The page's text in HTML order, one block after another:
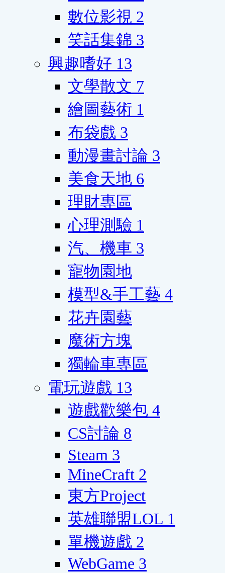
數位影視 2
笑話集錦 3
興趣嗜好 13
文學散文 7
繪圖藝術 1
布袋戲 3
動漫畫討論 3
美食天地 6
理財專區
心理測驗 1
汽、機車 3
寵物園地
模型&手工藝 4
花卉園藝
魔術方塊
獨輪車專區
電玩遊戲 13
遊戲歡樂包 4
CS討論 8
Steam 3
MineCraft 2
東方Project
英雄聯盟LOL 1
單機遊戲 2
WebGame 3